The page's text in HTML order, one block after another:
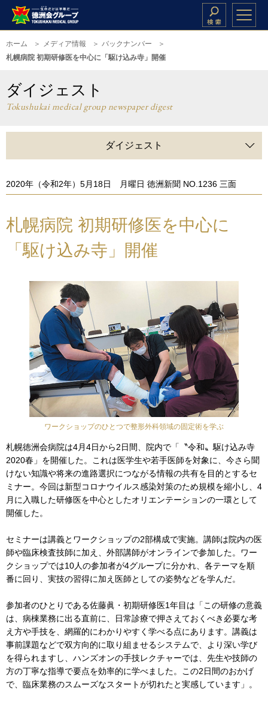
ホーム メディア情報
バックナンバー
札幌病院 初期研修医を中心に「駆け込み寺」開催
ダイジェスト
Tokushukai medical group newspaper digest
ダイジェスト
2020年（令和2年）5月18日 月曜日 徳洲新聞 NO.1236 三面
札幌病院 初期研修医を中心に
「駆け込み寺」開催
ワークショップのひとつで整形外科領域の固定術を学ぶ
札幌徳洲会病院は4月4日から2日間、院内で「〝令和〟駆け込み寺
2020春」を開催した。これは医学生や若手医師を対象に、今さら聞
けない知識や将来の進路選択につながる情報の共有を目的とするセ
ミナー。今回は新型コロナウイルス感染対策のため規模を縮小し、4
月に入職した研修医を中心としたオリエンテーションの一環として
開催した。
セミナーは講義とワークショップの2部構成で実施。講師は院内の医
師や臨床検査技師に加え、外部講師がオンラインで参加した。ワー
クショップでは10人の参加者が4グループに分かれ、各テーマを順
番に回り、実技の習得に加え医師としての姿勢などを学んだ。
参加者のひとりである佐藤眞・初期研修医1年目は「この研修の意義
は、病棟業務に出る直前に、日常診療で押さえておくべき必要な考
え方や手技を、網羅的にわかりやすく学べる点にあります。講義は
事前課題などで双方向的に取り組ませるシステムで、より深い学び
を得られますし、ハンズオンの手技レクチャーでは、先生や技師の
方の丁寧な指導で要点を効率的に学べました。この2日間のおかげ
で、臨床業務のスムーズなスタートが切れたと実感しています」。